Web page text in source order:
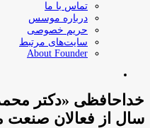
تماس با ما
درباره موسس
حریم خصوصی
سایت‌های مرتبط
About Founder
سال از فعالان صنعت